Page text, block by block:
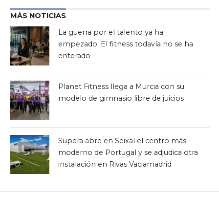
MÁS NOTICIAS
La guerra por el talento ya ha
empezado. El fitness todavía no se ha
enterado
Planet Fitness llega a Murcia con su
modelo de gimnasio libre de juicios
Supera abre en Seixal el centro más
moderno de Portugal y se adjudica otra
instalación en Rivas Vaciamadrid